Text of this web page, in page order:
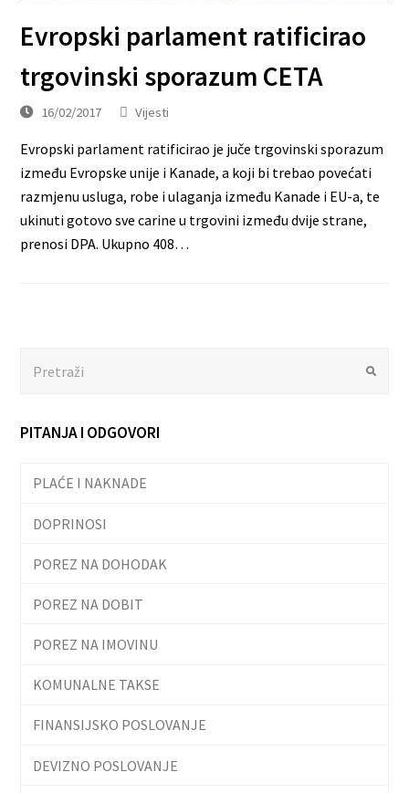
Evropski parlament ratificirao
trgovinski sporazum CETA
16/02/2017 Vijesti
Evropski parlament ratificirao je juče trgovinski sporazum
između Evropske unije i Kanade, a koji bi trebao povećati
razmjenu usluga, robe i ulaganja između Kanade i EU-a, te
ukinuti gotovo sve carine u trgovini između dvije strane,
prenosi DPA. Ukupno 408…
PITANJA I ODGOVORI
PLAĆE I NAKNADE
DOPRINOSI
POREZ NA DOHODAK
POREZ NA DOBIT
POREZ NA IMOVINU
KOMUNALNE TAKSE
FINANSIJSKO POSLOVANJE
DEVIZNO POSLOVANJE